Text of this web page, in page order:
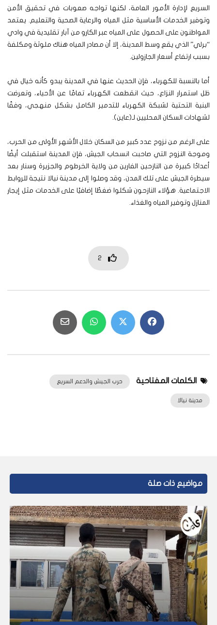
السريع لإدارة الأمور العامة، لكنها تواجه صعوبات في تحقيق الأمن
وتوفير الخدمات الأساسية مثل المياه والرعاية الصحية والتعليم. يعتمد
المواطنون على الحصول على المياه عبر الكارو من آبار تقليدية في وادي
“برلي” الذي يقع وسط المدينة، إلا أن مصادر المياه هناك ملوثة ومكلفة
بسبب ارتفاع أسعار الجازولين.
أما بالنسبة للكهرباء، فإن الحديث عنها في المدينة يبدو كأنه خيال في
ظل استمرار النزاع، حيث انقطعت الكهرباء تمامًا عن الأحياء، وتعرضت
البنية التحتية لشبكة الكهرباء للتدمير الكامل بشكل منهجي، وفقًا
لشهادات السكان المحليين لـ(عاين).
على الرغم من نزوح عدد كبير من السكان خلال الأشهر الأولى من الحرب،
وموجة النزوح التي صاحبت انسحاب الجيش، فإن المدينة استقبلت أيضًا
أعدادًا كبيرة من النازحين الفارين من ولاية الخرطوم والجزيرة وسنار بعد
سيطرة الجيش على تلك المدن، وقد وصلوا إلى مدينة نيالا نتيجة للروابط
الاجتماعية. هؤلاء النازحون شكلوا ضغطًا إضافيًا على الخدمات مثل إيجار
المنازل وتوفير المياه والغذاء.
2
الكلمات المفتاحية حرب الجيش والدعم السريع
مدينة نيالا
مواضيع ذات صلة